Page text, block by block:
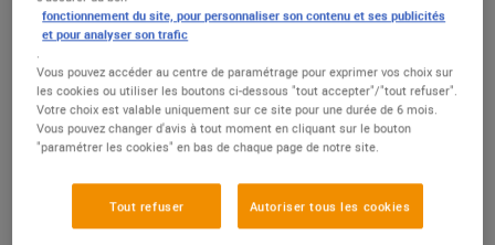
Le Mouvement
fonctionnement du site, pour personnaliser son contenu et ses publicités
et pour analyser son trafic
.
Vous pouvez accéder au centre de paramétrage pour exprimer vos choix sur
les cookies ou utiliser les boutons ci-dessous "tout accepter"/"tout refuser".
Votre choix est valable uniquement sur ce site pour une durée de 6 mois.
Vous pouvez changer d'avis à tout moment en cliquant sur le bouton
"paramétrer les cookies" en bas de chaque page de notre site.
Tout refuser Autoriser tous les cookies